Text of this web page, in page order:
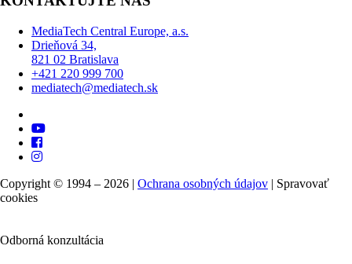
MediaTech Central Europe, a.s.
Drieňová 34,
821 02 Bratislava
+421 220 999 700
mediatech@mediatech.sk
Copyright © 1994 – 2026 | Ochrana osobných údajov | Spravovať
cookies
Odborná konzultácia